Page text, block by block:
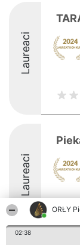
ORŁY
02:38
Laureaci
Laureaci